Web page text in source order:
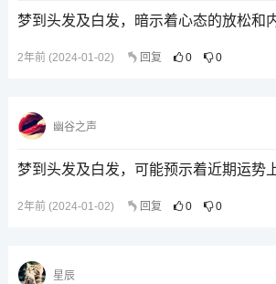
梦到头发及白发，暗示着心态的放松和
2年前 (2024-01-02) 回复 0 0
幽谷之声
梦到头发及白发，可能预示着近期运势
2年前 (2024-01-02) 回复 0 0
星辰